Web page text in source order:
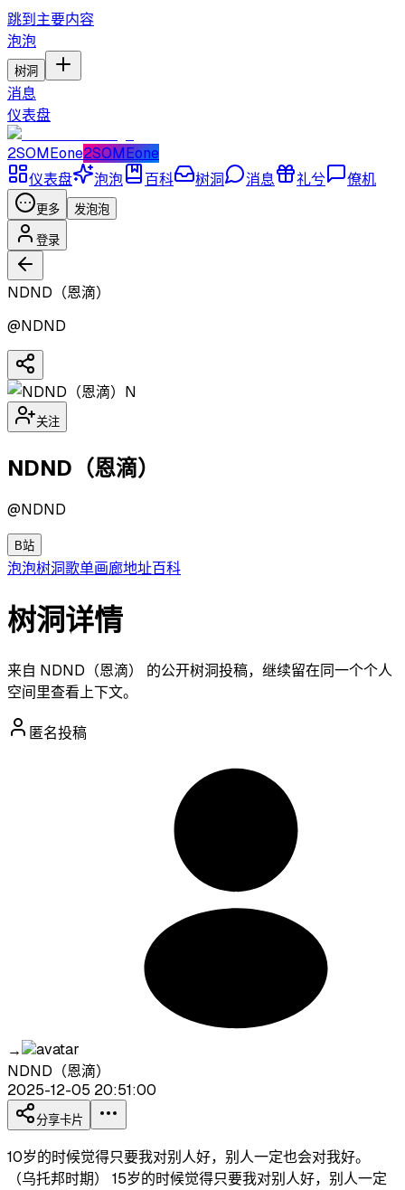
跳到主要内容
泡泡
树洞
消息
仪表盘
2SOMEone2SOMEone
仪表盘
泡泡 百科 树洞 消息 礼兮 僚机
更多 发泡泡
登录
NDND（恩滴）
@NDND
N
关注
NDND（恩滴）
@NDND
B站
泡泡树洞歌单画廊地址百科
树洞详情
来自 NDND（恩滴） 的公开树洞投稿，继续留在同一个个人
空间里查看上下文。
匿名投稿
→
NDND（恩滴）
2025-12-05 20:51:00
分享卡片
10岁的时候觉得只要我对别人好，别人一定也会对我好。
（乌托邦时期） 15岁的时候觉得只要我对别人好，别人一定